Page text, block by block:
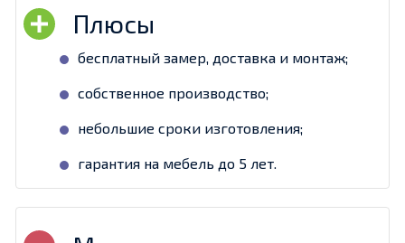
бесплатный замер, доставка и монтаж;
собственное производство;
небольшие сроки изготовления;
гарантия на мебель до 5 лет.